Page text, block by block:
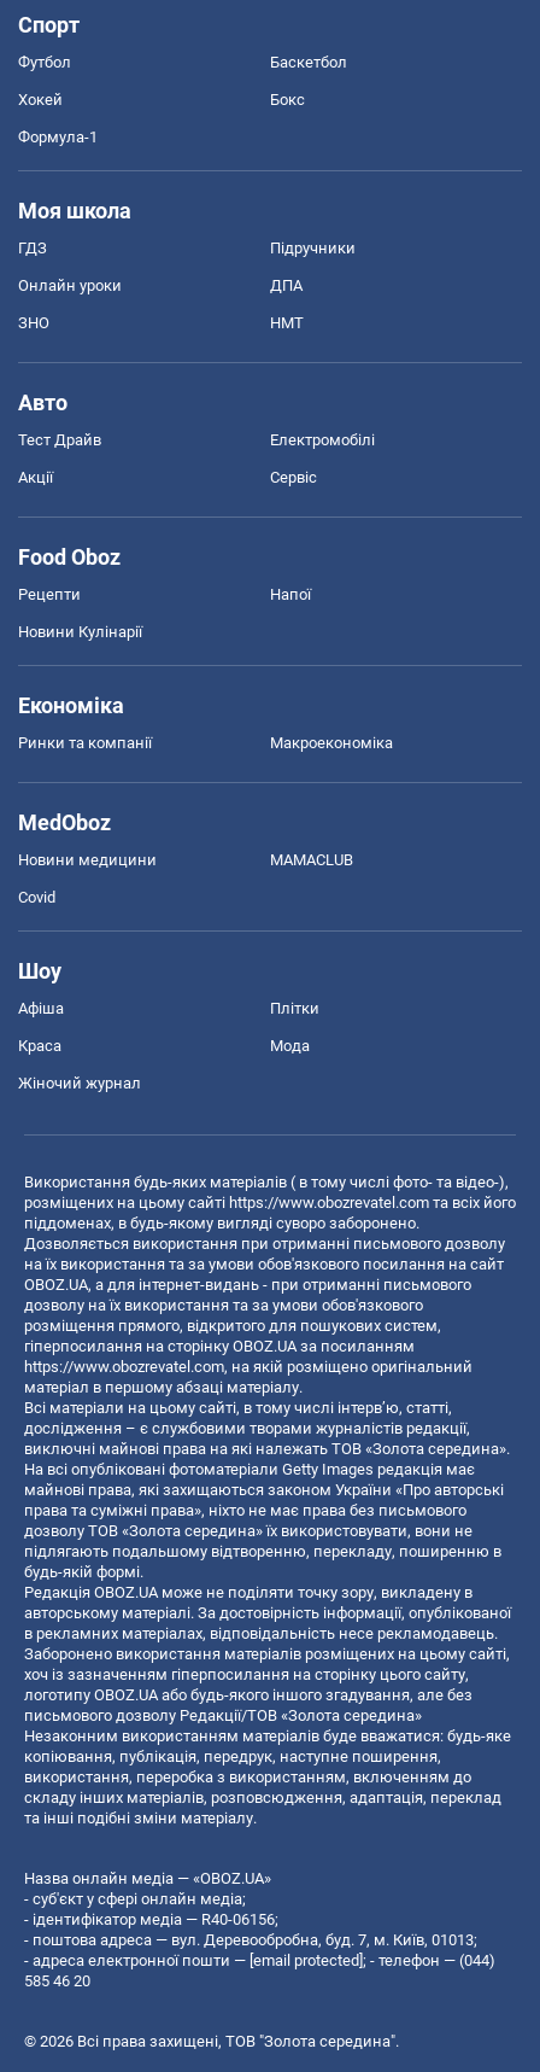
Спорт
Футбол Баскетбол
Хокей Бокс
Формула-1
Моя школа
ГДЗ Підручники
Онлайн уроки ДПА
ЗНО НМТ
Авто
Тест Драйв Електромобілі
Акції Сервіс
Food Oboz
Рецепти Напої
Новини Кулінарії
Економіка
Ринки та компанії Макроекономіка
MedOboz
Новини медицини MAMACLUB
Covid
Шоу
Афіша Плітки
Краса Мода
Жіночий журнал
Використання будь-яких матеріалів ( в тому числі фото- та відео-),
розміщених на цьому сайті https://www.obozrevatel.com та всіх його
піддоменах, в будь-якому вигляді суворо заборонено.
Дозволяється використання при отриманні письмового дозволу
на їх використання та за умови обов'язкового посилання на сайт
OBOZ.UA, а для інтернет-видань - при отриманні письмового
дозволу на їх використання та за умови обов'язкового
розміщення прямого, відкритого для пошукових систем,
гіперпосилання на сторінку OBOZ.UA за посиланням
https://www.obozrevatel.com, на якій розміщено оригінальний
матеріал в першому абзаці матеріалу.
Всі матеріали на цьому сайті, в тому числі інтерв’ю, статті,
дослідження – є службовими творами журналістів редакції,
виключні майнові права на які належать ТОВ «Золота середина».
На всі опубліковані фотоматеріали Getty Images редакція має
майнові права, які захищаються законом України «Про авторські
права та суміжні права», ніхто не має права без письмового
дозволу ТОВ «Золота середина» їх використовувати, вони не
підлягають подальшому відтворенню, перекладу, поширенню в
будь-якій формі.
Редакція OBOZ.UA може не поділяти точку зору, викладену в
авторському матеріалі. За достовірність інформації, опублікованої
в рекламних матеріалах, відповідальність несе рекламодавець.
Заборонено використання матеріалів розміщених на цьому сайті,
хоч із зазначенням гіперпосилання на сторінку цього сайту,
логотипу OBOZ.UA або будь-якого іншого згадування, але без
письмового дозволу Редакції/ТОВ «Золота середина»
Незаконним використанням матеріалів буде вважатися: будь-яке
копiювання, публiкацiя, передрук, наступне поширення,
використання, переробка з використанням, включенням до
складу інших матеріалів, розповсюдження, адаптація, переклад
та інші подібні зміни матеріалу.
Назва онлайн медіа — «OBOZ.UA»
- суб'єкт у сфері онлайн медіа;
- ідентифікатор медіа — R40-06156;
- поштова адреса — вул. Деревообробна, буд. 7, м. Київ, 01013;
- адреса електронної пошти — [email protected] ; - телефон — (044)
585 46 20
© 2026 Всі права захищені, ТОВ "Золота середина".